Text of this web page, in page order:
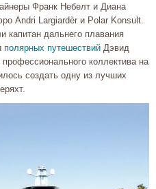
Франк Небелт и Диана
Andri Largiardèr и Polar Konsult.
капитан дальнего плавания
полярных путешествий Дэвид
коллектива на
создать одну из лучших